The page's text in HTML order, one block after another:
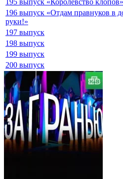
196 выпуск «Отдам правнуков в
руки!»
197 выпуск
198 выпуск
199 выпуск
200 выпуск